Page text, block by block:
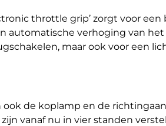
throttle grip’ zorgt voor een
automatische verhoging van
maar ook voor een
ook de koplamp en de
vanaf nu in vier standen